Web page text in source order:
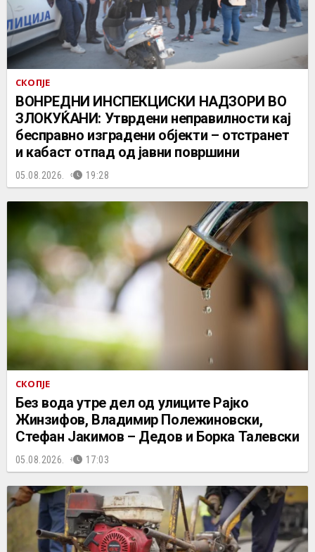
СКОПЈЕ
ВОНРЕДНИ ИНСПЕКЦИСКИ НАДЗОРИ ВО
ЗЛОКУЌАНИ: Утврдени неправилности кај
бесправно изградени објекти – отстранет
и кабаст отпад од јавни површини
05.08.2026. 19:28
СКОПЈЕ
Без вода утре дел од улиците Рајко
Жинзифов, Владимир Полежиновски,
Стефан Јакимов – Дедов и Борка Талевски
05.08.2026. 17:03